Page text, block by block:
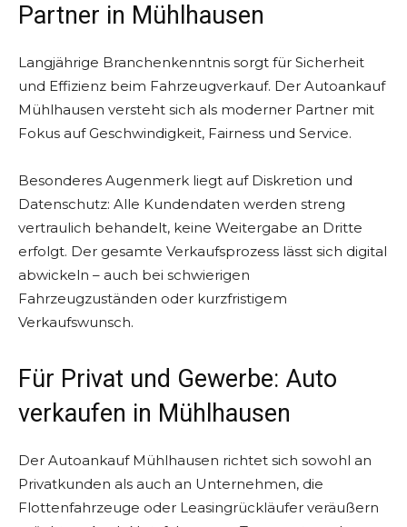
Partner in Mühlhausen
Langjährige Branchenkenntnis sorgt für Sicherheit
und Effizienz beim Fahrzeugverkauf. Der Autoankauf
Mühlhausen versteht sich als moderner Partner mit
Fokus auf Geschwindigkeit, Fairness und Service.
Besonderes Augenmerk liegt auf Diskretion und
Datenschutz: Alle Kundendaten werden streng
vertraulich behandelt, keine Weitergabe an Dritte
erfolgt. Der gesamte Verkaufsprozess lässt sich digital
abwickeln – auch bei schwierigen
Fahrzeugzuständen oder kurzfristigem
Verkaufswunsch.
Für Privat und Gewerbe: Auto
verkaufen in Mühlhausen
Der Autoankauf Mühlhausen richtet sich sowohl an
Privatkunden als auch an Unternehmen, die
Flottenfahrzeuge oder Leasingrückläufer veräußern